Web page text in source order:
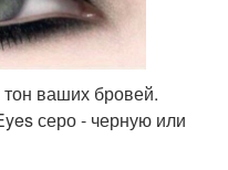
ваших бровей.
серо - черную или